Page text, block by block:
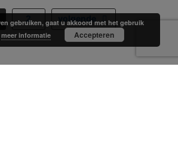
2 volgende
gebruiken, gaat u akkoord met het gebruik
meer informatie Accepteren